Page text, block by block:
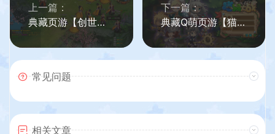
上一篇：
典藏页游【创世三国OL】最新整理Win一键服务端+GM工具+详细外网搭建教程
下一篇：
典藏Q萌页游【猫狗大战OL】最新整理Win系服务端+GM工具+详细搭建教程+外网教程
常见问题
相关文章